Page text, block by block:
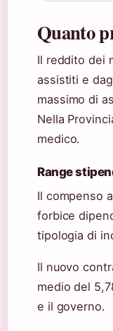
Quanto
Il reddito dei
assistiti e
massimo di
Nella
medico.
Range
Il compenso
forbice
tipologia di
Il nuovo
medio del
e il governo.